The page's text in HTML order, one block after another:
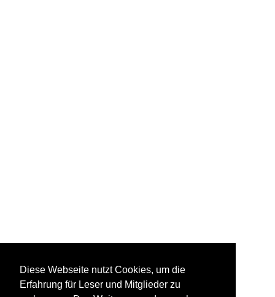
Diese Webseite nutzt Cookies, um die
Erfahrung für Leser und Mitglieder zu